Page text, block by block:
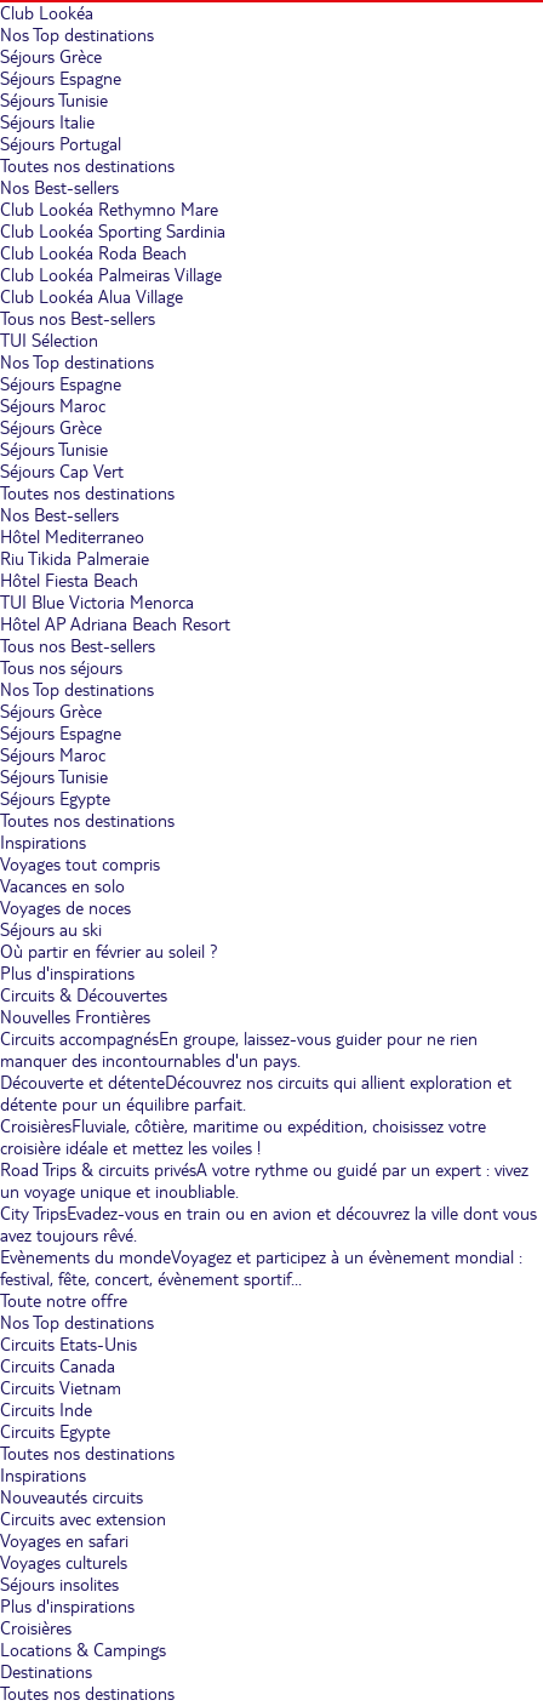
Club Lookéa
Nos Top destinations
Séjours Grèce
Séjours Espagne
Séjours Tunisie
Séjours Italie
Séjours Portugal
Toutes nos destinations
Nos Best-sellers
Club Lookéa Rethymno Mare
Club Lookéa Sporting Sardinia
Club Lookéa Roda Beach
Club Lookéa Palmeiras Village
Club Lookéa Alua Village
Tous nos Best-sellers
TUI Sélection
Nos Top destinations
Séjours Espagne
Séjours Maroc
Séjours Grèce
Séjours Tunisie
Séjours Cap Vert
Toutes nos destinations
Nos Best-sellers
Hôtel Mediterraneo
Riu Tikida Palmeraie
Hôtel Fiesta Beach
TUI Blue Victoria Menorca
Hôtel AP Adriana Beach Resort
Tous nos Best-sellers
Tous nos séjours
Nos Top destinations
Séjours Grèce
Séjours Espagne
Séjours Maroc
Séjours Tunisie
Séjours Egypte
Toutes nos destinations
Inspirations
Voyages tout compris
Vacances en solo
Voyages de noces
Séjours au ski
Où partir en février au soleil ?
Plus d'inspirations
Circuits & Découvertes
Nouvelles Frontières
Circuits accompagnésEn groupe, laissez-vous guider pour ne rien
manquer des incontournables d'un pays.
Découverte et détenteDécouvrez nos circuits qui allient exploration et
détente pour un équilibre parfait.
CroisièresFluviale, côtière, maritime ou expédition, choisissez votre
croisière idéale et mettez les voiles !
Road Trips & circuits privésA votre rythme ou guidé par un expert : vivez
un voyage unique et inoubliable.
City TripsEvadez-vous en train ou en avion et découvrez la ville dont vous
avez toujours rêvé.
Evènements du mondeVoyagez et participez à un évènement mondial :
festival, fête, concert, évènement sportif...
Toute notre offre
Nos Top destinations
Circuits Etats-Unis
Circuits Canada
Circuits Vietnam
Circuits Inde
Circuits Egypte
Toutes nos destinations
Inspirations
Nouveautés circuits
Circuits avec extension
Voyages en safari
Voyages culturels
Séjours insolites
Plus d'inspirations
Croisières
Locations & Campings
Destinations
Toutes nos destinations